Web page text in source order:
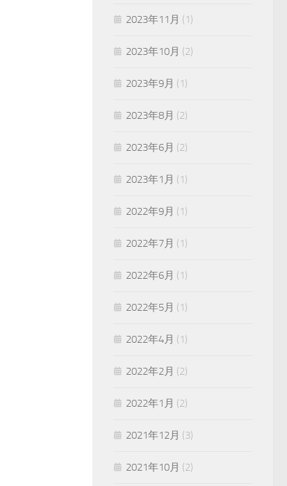
2023年11月 (1)
2023年10月 (2)
2023年9月 (1)
2023年8月 (2)
2023年6月 (2)
2023年1月 (1)
2022年9月 (1)
2022年7月 (1)
2022年6月 (1)
2022年5月 (1)
2022年4月 (1)
2022年2月 (2)
2022年1月 (2)
2021年12月 (3)
2021年10月 (2)